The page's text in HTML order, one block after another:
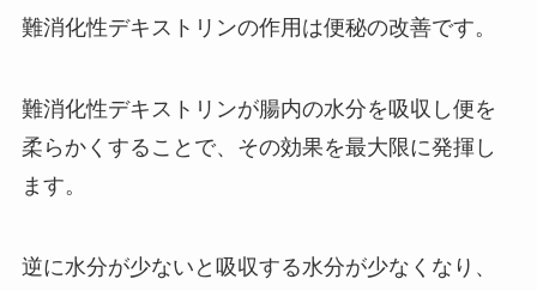
難消化性デキストリンの作用は便秘の改善です。
難消化性デキストリンが腸内の水分を吸収し便を
柔らかくすることで、その効果を最大限に発揮し
ます。
逆に水分が少ないと吸収する水分が少なくなり、